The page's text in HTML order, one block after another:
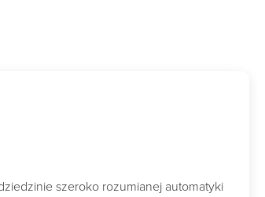
szeroko rozumianej automatyki